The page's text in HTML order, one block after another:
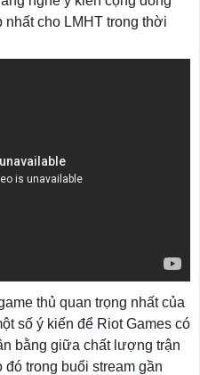
cho LMHT trong thời
thủ quan trọng nhất của
số ý kiến để Riot Games có
bằng giữa chất lượng trận
trong buổi stream gần